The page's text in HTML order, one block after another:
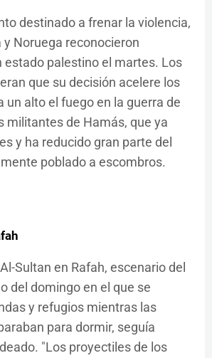
destinado a frenar la violencia,
y Noruega reconocieron
palestino el martes. Los
que su decisión acelere los
un alto el fuego en la guerra de
militantes de Hamás, que ya
y ha reducido gran parte del
poblado a escombros.
Sultan en Rafah, escenario del
del domingo en el que se
y refugios mientras las
para dormir, seguía
"Los proyectiles de los